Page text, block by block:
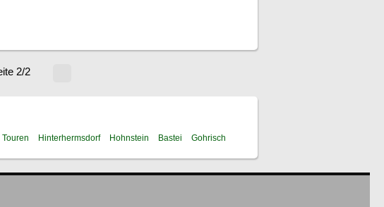
2/2
Touren Hinterhermsdorf Hohnstein Bastei Gohrisch